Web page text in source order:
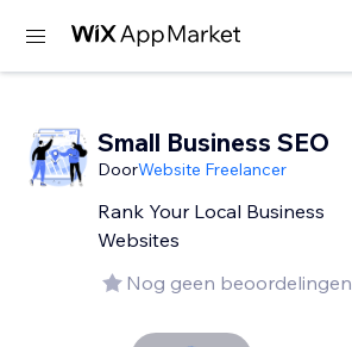
Small Business SEO
DoorWebsite Freelancer
Rank Your Local Business
Websites
Nog geen beoordelingen